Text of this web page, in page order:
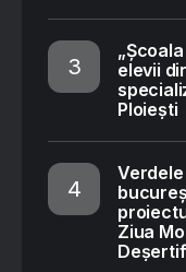
elevii
Ploiești
Ziua